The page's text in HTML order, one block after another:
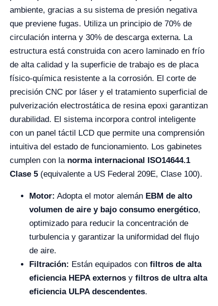
ambiente, gracias a su sistema de presión negativa
que previene fugas. Utiliza un principio de 70% de
circulación interna y 30% de descarga externa. La
estructura está construida con acero laminado en frío
de alta calidad y la superficie de trabajo es de placa
físico-química resistente a la corrosión. El corte de
precisión CNC por láser y el tratamiento superficial de
pulverización electrostática de resina epoxi garantizan
durabilidad. El sistema incorpora control inteligente
con un panel táctil LCD que permite una comprensión
intuitiva del estado de funcionamiento. Los gabinetes
cumplen con la norma internacional ISO14644.1
Clase 5 (equivalente a US Federal 209E, Clase 100).
Motor: Adopta el motor alemán EBM de alto
volumen de aire y bajo consumo energético,
optimizado para reducir la concentración de
turbulencia y garantizar la uniformidad del flujo
de aire.
Filtración: Están equipados con filtros de alta
eficiencia HEPA externos y filtros de ultra alta
eficiencia ULPA descendentes.